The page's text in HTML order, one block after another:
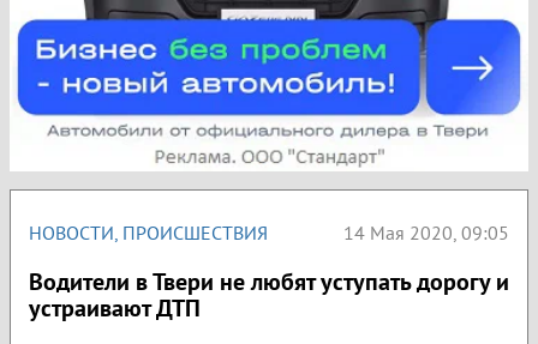
НОВОСТИ, ПРОИСШЕСТВИЯ 14 Мая 2020, 09:05
Водители в Твери не любят уступать дорогу и
устраивают ДТП